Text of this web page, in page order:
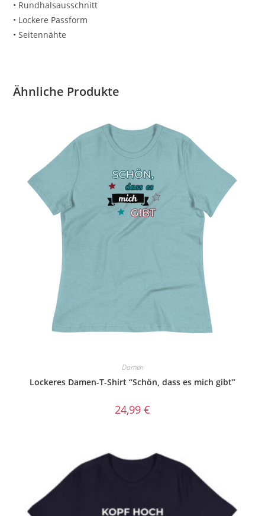
• Rundhalsausschnitt
• Lockere Passform
• Seitennähte
Ähnliche Produkte
Damen
Lockeres Damen-T-Shirt “Schön, dass es mich gibt”
24,99 €